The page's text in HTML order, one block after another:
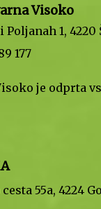
Visoko
1, 4220
177
je odprta
55a, 4224